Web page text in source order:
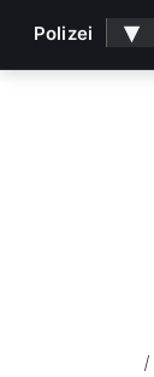
Polizei ▾